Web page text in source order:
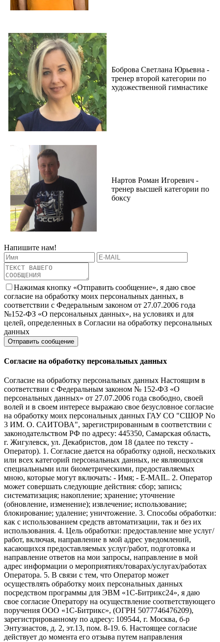
Боброва Светлана Юрьевна -
тренер второй категории по
художественной гимнастике
Нартов Роман Игоревич -
тренер высшей категории по
боксу
Напишите нам!
Нажимая кнопку «Отправить сообщение», я даю свое
согласие на обработку моих персональных данных, в
соответствии с Федеральным законом от 27.07.2006 года
№152-ФЗ «О персональных данных», на условиях и для
целей, определенных в Согласии на обработку персональных
данных
Согласие на обработку персональных данных
Согласие на обработку персональных данных Настоящим в
соответствии с Федеральным законом № 152-ФЗ «О
персональных данных» от 27.07.2006 года свободно, своей
волей и в своем интересе выражаю свое безусловное согласие
на обработку моих персональных данных ГАУ СО "СШОР No
3 ИМ. О. САИТОВА", зарегистрированным в соответствии с
законодательством РФ по адресу: 445350, Самарская область,
г. Жигулевск, ул. Декабристов, дом 18 (далее по тексту -
Оператор). 1. Согласие дается на обработку одной, нескольких
или всех категорий персональных данных, не являющихся
специальными или биометрическими, предоставляемых
мною, которые могут включать: - Имя; - E-MAIL. 2. Оператор
может совершать следующие действия: сбор; запись;
систематизация; накопление; хранение; уточнение
(обновление, изменение); извлечение; использование;
блокирование; удаление; уничтожение. 3. Способы обработки:
как с использованием средств автоматизации, так и без их
использования. 4. Цель обработки: предоставление мне услуг/
работ, включая, направление в мой адрес уведомлений,
касающихся предоставляемых услуг/работ, подготовка и
направление ответов на мои запросы, направление в мой
адрес информации о мероприятиях/товарах/услугах/работах
Оператора. 5. В связи с тем, что Оператор может
осуществлять обработку моих персональных данных
посредством программы для ЭВМ «1С-Битрикс24», я даю
свое согласие Оператору на осуществление соответствующего
поручения ООО «1С-Битрикс», (ОГРН 5077746476209),
зарегистрированному по адресу: 109544, г. Москва, б-р
Энтузиастов, д. 2, эт.13, пом. 8-19. 6. Настоящее согласие
действует до момента его отзыва путем направления